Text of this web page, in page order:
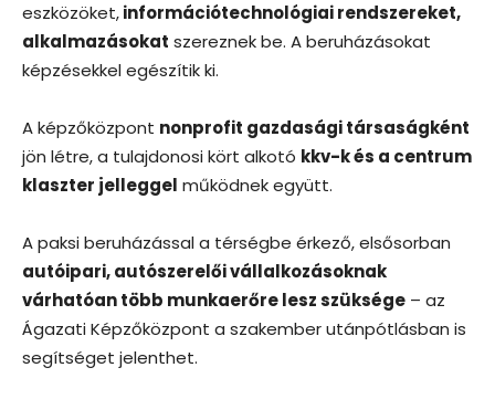
eszközöket,információtechnológiai rendszereket,
alkalmazásokat szereznek be. A beruházásokat
képzésekkel egészítik ki.
A képzőközpont nonprofit gazdasági társaságként
jön létre, a tulajdonosi kört alkotó kkv-k és a centrum
klaszter jelleggel működnek együtt.
A paksi beruházással a térségbe érkező, elsősorban
autóipari, autószerelői vállalkozásoknak
várhatóan több munkaerőre lesz szüksége – az
Ágazati Képzőközpont a szakember utánpótlásban is
segítséget jelenthet.